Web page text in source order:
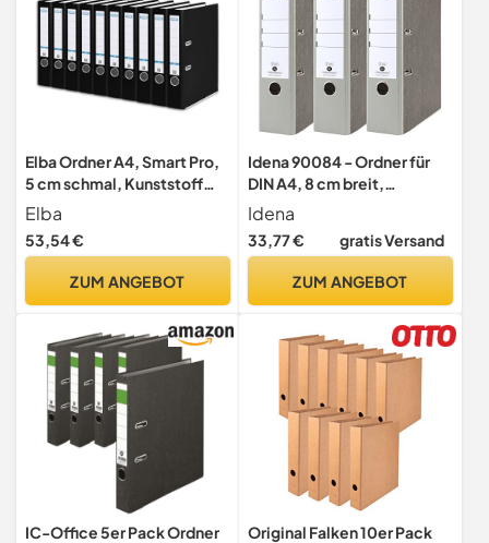
Elba Ordner A4, Smart Pro,
5 cm schmal, Kunststoff
außen, schwarz, 10 Stück
Elba
53,54 €
ZUM ANGEBOT
Idena 90084 - Ordner für
DIN A4, 8 cm breit,
Wolkenmarmor, grau, 3
Stück
Idena
33,77 € gratis Versand
ZUM ANGEBOT
IC-Office 5er Pack Ordner
Original Falken 10er Pack